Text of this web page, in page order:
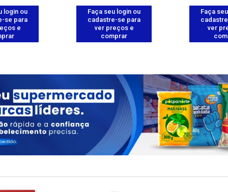
login ou
se para
e
Faça seu login ou
cadastre-se para
ver preços e
comprar
Faça
ver